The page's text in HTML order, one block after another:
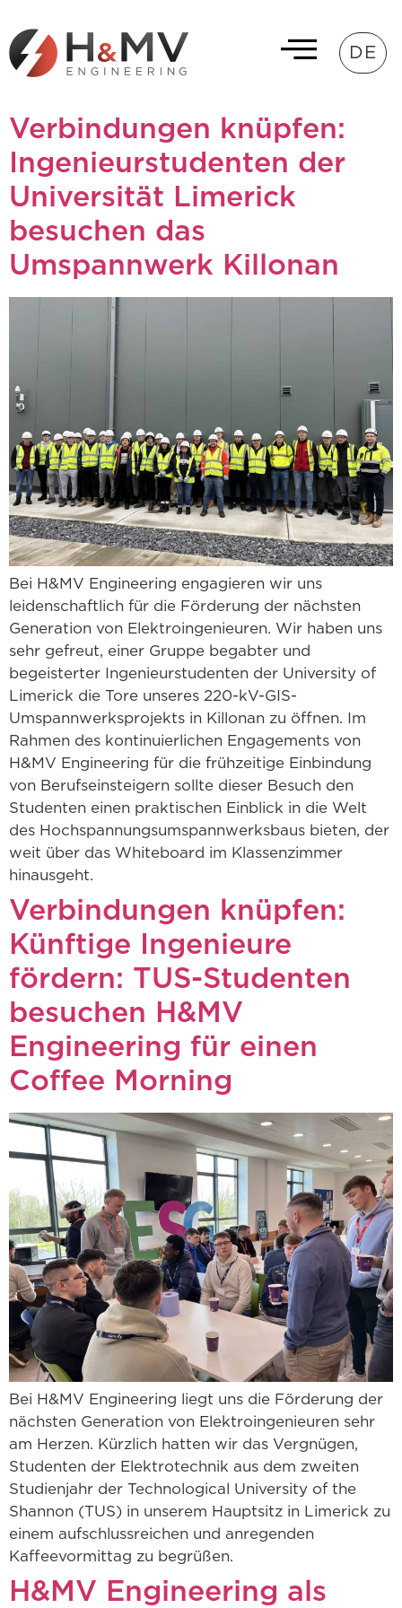
DE
Verbindungen knüpfen:
Ingenieurstudenten der
Universität Limerick
besuchen das
Umspannwerk Killonan
Bei H&MV Engineering engagieren wir uns
leidenschaftlich für die Förderung der nächsten
Generation von Elektroingenieuren. Wir haben uns
sehr gefreut, einer Gruppe begabter und
begeisterter Ingenieurstudenten der University of
Limerick die Tore unseres 220-kV-GIS-
Umspannwerksprojekts in Killonan zu öffnen. Im
Rahmen des kontinuierlichen Engagements von
H&MV Engineering für die frühzeitige Einbindung
von Berufseinsteigern sollte dieser Besuch den
Studenten einen praktischen Einblick in die Welt
des Hochspannungsumspannwerksbaus bieten, der
weit über das Whiteboard im Klassenzimmer
hinausgeht.
Verbindungen knüpfen:
Künftige Ingenieure
fördern: TUS-Studenten
besuchen H&MV
Engineering für einen
Coffee Morning
Bei H&MV Engineering liegt uns die Förderung der
nächsten Generation von Elektroingenieuren sehr
am Herzen. Kürzlich hatten wir das Vergnügen,
Studenten der Elektrotechnik aus dem zweiten
Studienjahr der Technological University of the
Shannon (TUS) in unserem Hauptsitz in Limerick zu
einem aufschlussreichen und anregenden
Kaffeevormittag zu begrüßen.
H&MV Engineering als